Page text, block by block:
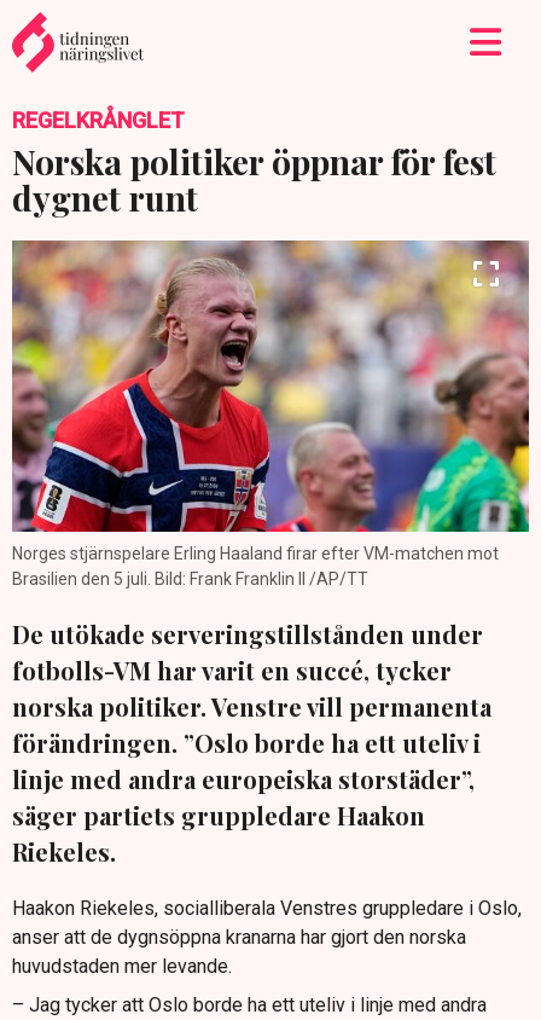
REGELKRÅNGLET
Norska politiker öppnar för fest
dygnet runt
Norges stjärnspelare Erling Haaland firar efter VM-matchen mot
Brasilien den 5 juli. Bild: Frank Franklin II /AP/TT
De utökade serveringstillstånden under
fotbolls-VM har varit en succé, tycker
norska politiker. Venstre vill permanenta
förändringen. ”Oslo borde ha ett uteliv i
linje med andra europeiska storstäder”,
säger partiets gruppledare Haakon
Riekeles.
Haakon Riekeles, socialliberala Venstres gruppledare i Oslo,
anser att de dygnsöppna kranarna har gjort den norska
huvudstaden mer levande.
– Jag tycker att Oslo borde ha ett uteliv i linje med andra